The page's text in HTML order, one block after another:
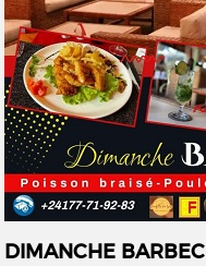
DIMANCHE BARBEC